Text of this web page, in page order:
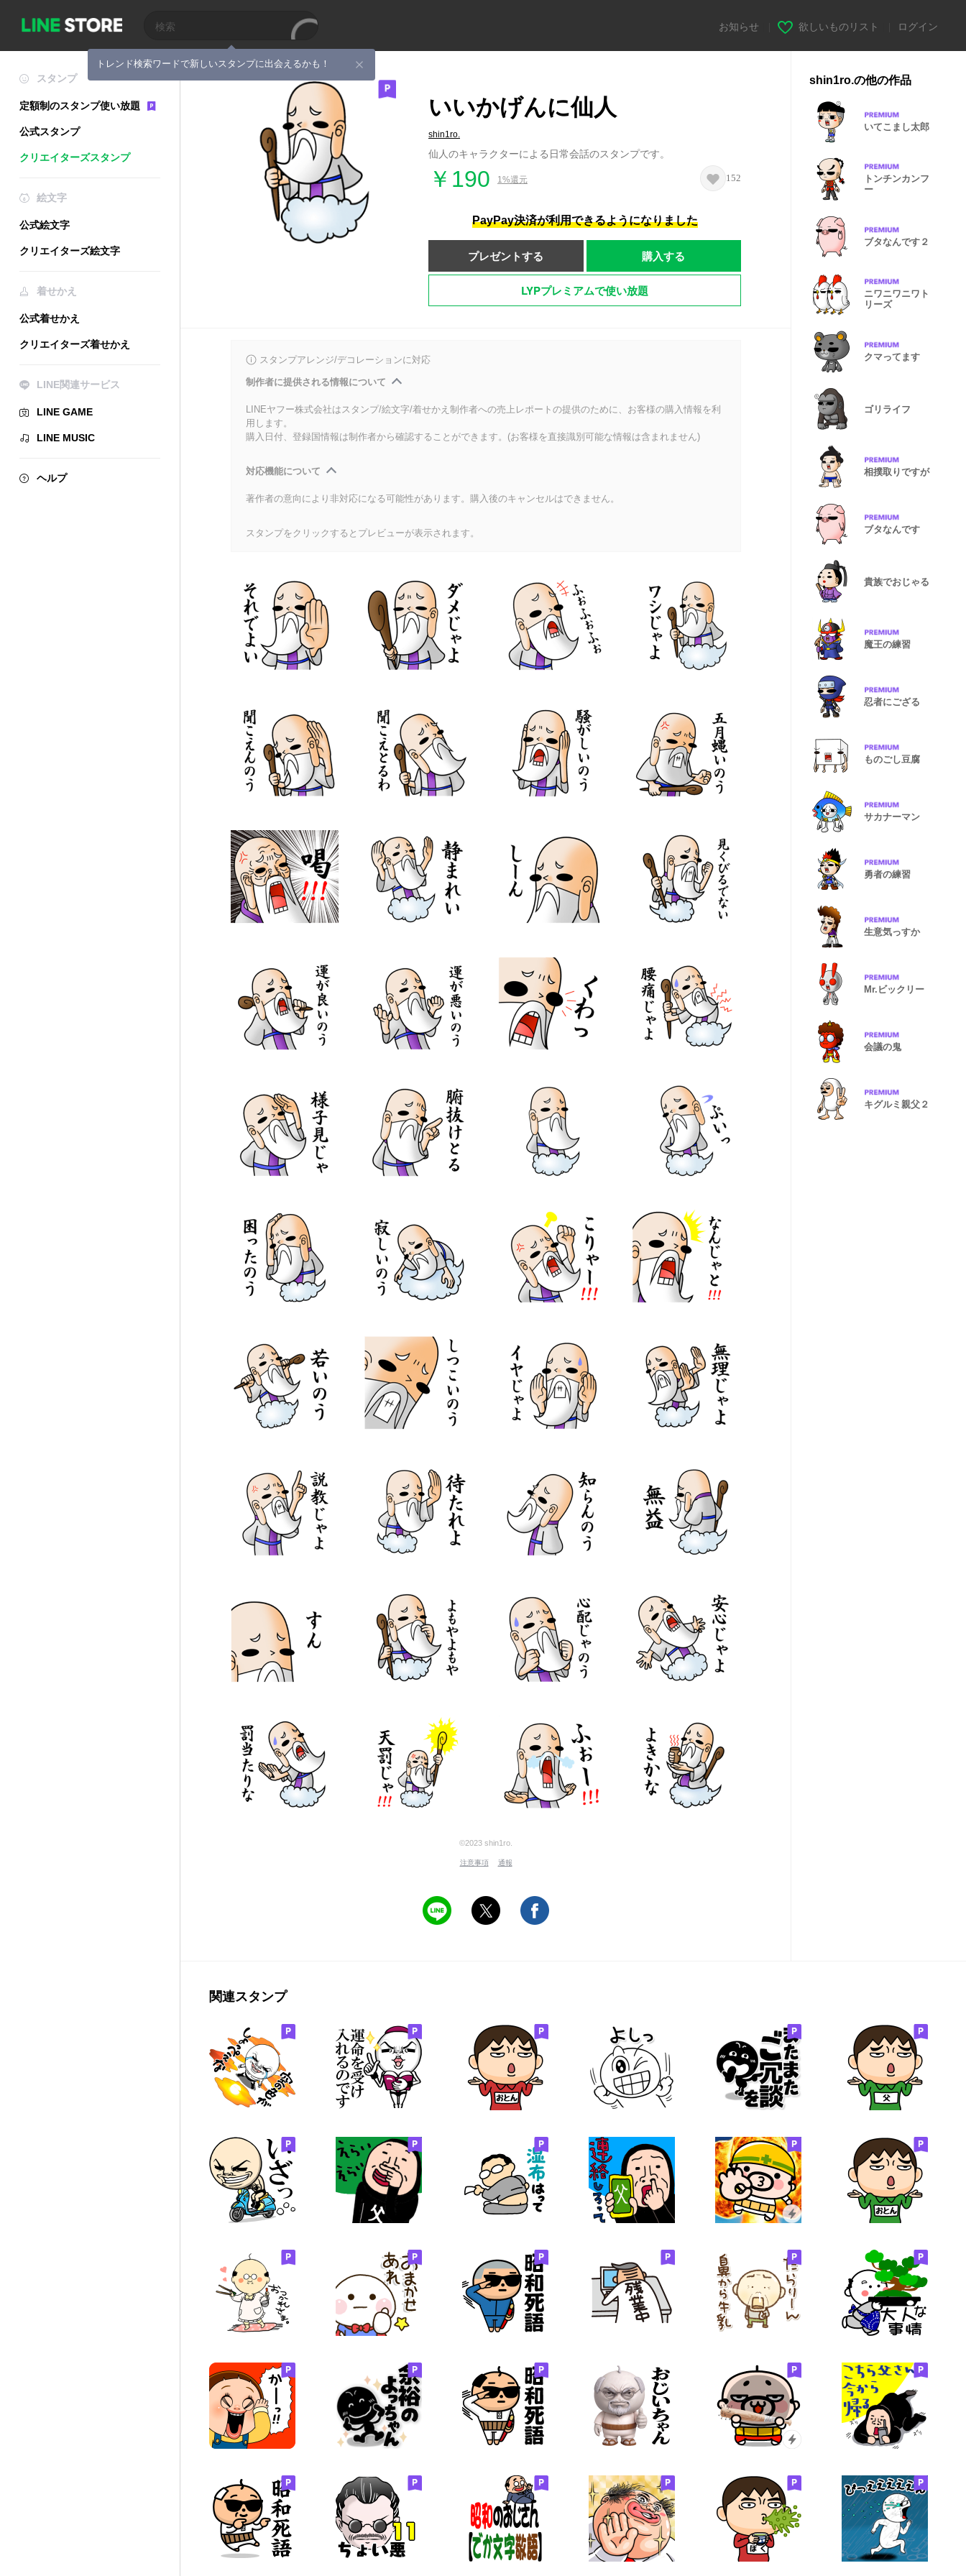
トレンド検索ワードで新しいスタンプに出会えるかも！
お知らせ 欲しいものリスト ログイン
スタンプ
定額制のスタンプ使い放題
公式スタンプ
クリエイターズスタンプ
絵文字
公式絵文字
クリエイターズ絵文字
着せかえ
公式着せかえ
クリエイターズ着せかえ
LINE関連サービス
LINE GAME
LINE MUSIC
ヘルプ
いいかげんに仙人
shin1ro.
仙人のキャラクターによる日常会話のスタンプです。
￥190 1%還元 152
PayPay決済が利用できるようになりました
プレゼントする 購入する
LYPプレミアムで使い放題
スタンプアレンジ/デコレーションに対応
制作者に提供される情報について
LINEヤフー株式会社はスタンプ/絵文字/着せかえ制作者への売上レポートの提供のために、お客様の購入情報を利
用します。
購入日付、登録国情報は制作者から確認することができます。(お客様を直接識別可能な情報は含まれません)
対応機能について
著作者の意向により非対応になる可能性があります。購入後のキャンセルはできません。
スタンプをクリックするとプレビューが表示されます。
©2023 shin1ro.
注意事項 通報
shin1ro.の他の作品
いてこまし太郎
トンチンカンフ
ー
ブタなんです２
ニワニワニワト
リーズ
クマってます
ゴリライフ
相撲取りですが
ブタなんです
貴族でおじゃる
魔王の練習
忍者にござる
ものごし豆腐
サカナーマン
勇者の練習
生意気っすか
Mr.ビックリー
会議の鬼
キグルミ親父２
関連スタンプ